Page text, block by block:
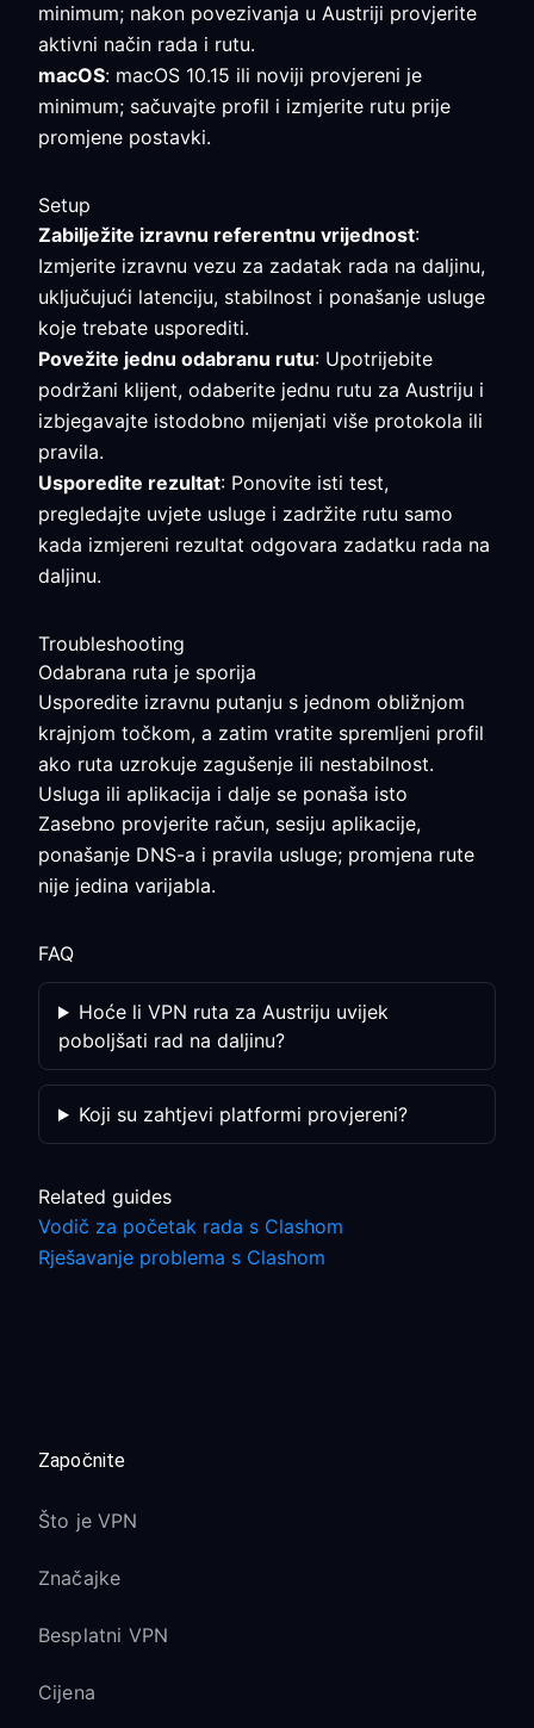
minimum; nakon povezivanja u Austriji provjerite
aktivni način rada i rutu.
macOS: macOS 10.15 ili noviji provjereni je
minimum; sačuvajte profil i izmjerite rutu prije
promjene postavki.
Setup
Zabilježite izravnu referentnu vrijednost:
Izmjerite izravnu vezu za zadatak rada na daljinu,
uključujući latenciju, stabilnost i ponašanje usluge
koje trebate usporediti.
Povežite jednu odabranu rutu: Upotrijebite
podržani klijent, odaberite jednu rutu za Austriju i
izbjegavajte istodobno mijenjati više protokola ili
pravila.
Usporedite rezultat: Ponovite isti test,
pregledajte uvjete usluge i zadržite rutu samo
kada izmjereni rezultat odgovara zadatku rada na
daljinu.
Troubleshooting
Odabrana ruta je sporija
Usporedite izravnu putanju s jednom obližnjom
krajnjom točkom, a zatim vratite spremljeni profil
ako ruta uzrokuje zagušenje ili nestabilnost.
Usluga ili aplikacija i dalje se ponaša isto
Zasebno provjerite račun, sesiju aplikacije,
ponašanje DNS-a i pravila usluge; promjena rute
nije jedina varijabla.
FAQ
Hoće li VPN ruta za Austriju uvijek
poboljšati rad na daljinu?
Koji su zahtjevi platformi provjereni?
Related guides
Vodič za početak rada s Clashom
Rješavanje problema s Clashom
Započnite
Što je VPN
Značajke
Besplatni VPN
Cijena